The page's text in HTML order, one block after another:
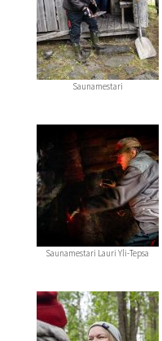
Saunamestari
Saunamestari Lauri Yli-Tepsa